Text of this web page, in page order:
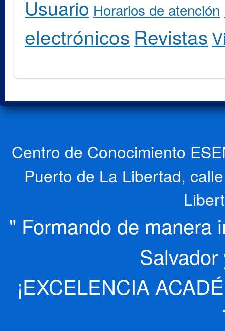
Usuario Horarios de atención
electrónicos Revistas
Centro de Conocimiento
Puerto de La Libertad,
" Formando de manera
¡EXCELENCIA